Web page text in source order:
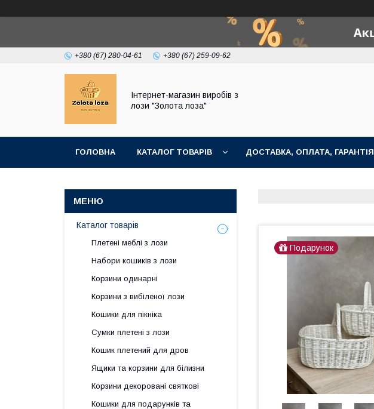
+380 (67) 280-04-61 +380 (67) 259-09-62
Інтернет-магазин виробів з
лози "Золота лоза"
ГОЛОВНА КАТАЛОГ ТОВАРІВ ДОСТАВКА, ОПЛАТА, ГАРАНТІЯ
Подарунок
Каталог товарів
Плетені меблі з лози
Набори кошиків з лози
Корзини одинарні
Корзини з вибіленої лози
Кошики для пікніка
Сумки плетені з лози
Кошик плетений для дров
Ящики та корзини для білизни
Корзини декоровані святкові
Кошики для подарунків та